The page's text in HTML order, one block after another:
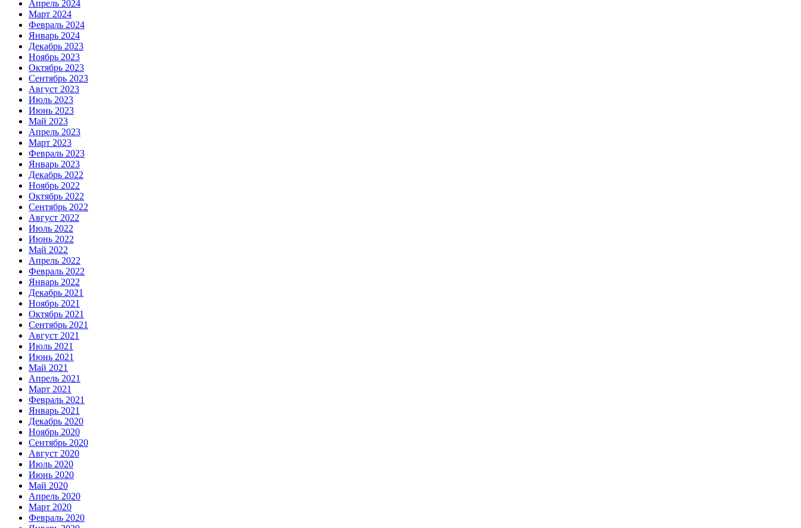
Апрель 2024
Март 2024
Февраль 2024
Январь 2024
Декабрь 2023
Ноябрь 2023
Октябрь 2023
Сентябрь 2023
Август 2023
Июль 2023
Июнь 2023
Май 2023
Апрель 2023
Март 2023
Февраль 2023
Январь 2023
Декабрь 2022
Ноябрь 2022
Октябрь 2022
Сентябрь 2022
Август 2022
Июль 2022
Июнь 2022
Май 2022
Апрель 2022
Февраль 2022
Январь 2022
Декабрь 2021
Ноябрь 2021
Октябрь 2021
Сентябрь 2021
Август 2021
Июль 2021
Июнь 2021
Май 2021
Апрель 2021
Март 2021
Февраль 2021
Январь 2021
Декабрь 2020
Ноябрь 2020
Сентябрь 2020
Август 2020
Июль 2020
Июнь 2020
Май 2020
Апрель 2020
Март 2020
Февраль 2020